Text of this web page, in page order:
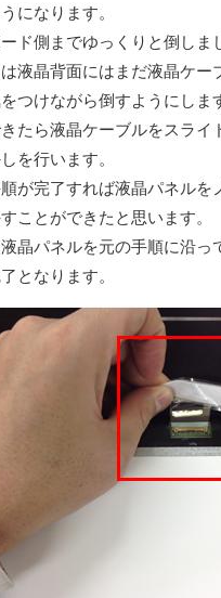
になります。
ド側までゆっくりと倒しま
液晶背面にはまだ液晶ケー
つけながら倒すようにしま
たら液晶ケーブルをスライ
を行います。
が完了すれば液晶パネルを
ことができたと思います。
晶パネルを元の手順に沿っ
となります。